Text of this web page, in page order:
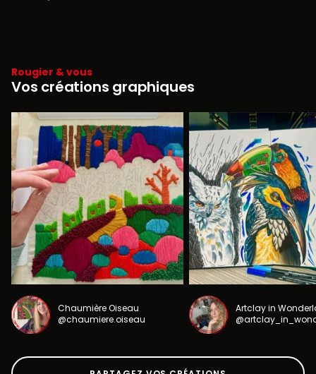
Rougier & vous
Vos créations graphiques
Chaumière Oiseau
@chaumiere.oiseau
Artclay in